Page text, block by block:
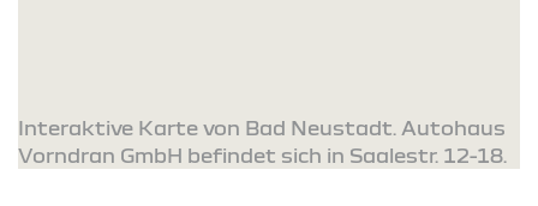
Interaktive Karte von Bad Neustadt. Autohaus
Vorndran GmbH befindet sich in Saalestr. 12-18.